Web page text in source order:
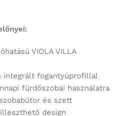
VIOLA VILLA
fogantyúprofillal
fürdőszobai használatra
és szett
design